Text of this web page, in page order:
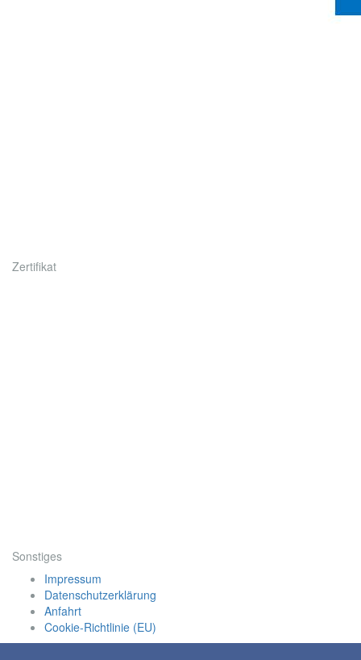
Zertifikat
Sonstiges
Impressum
Datenschutzerklärung
Anfahrt
Cookie-Richtlinie (EU)